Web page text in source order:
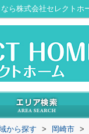
ら株式会社セレクトホ
から探す > 岡崎市 >